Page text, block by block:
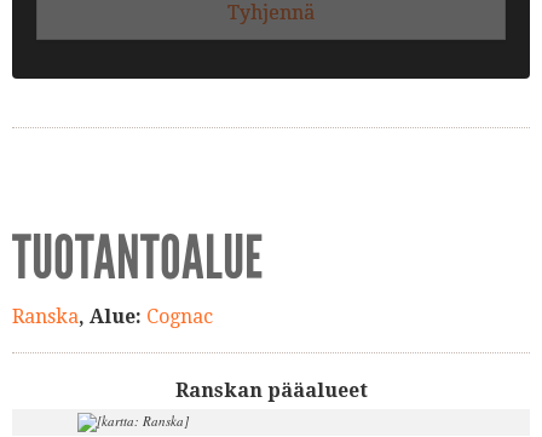
Tyhjennä
TUOTANTOALUE
Ranska, Alue: Cognac
Ranskan pääalueet